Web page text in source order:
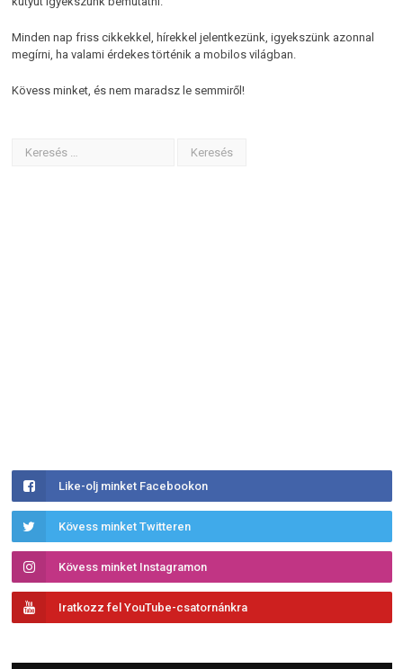
Minden nap friss cikkekkel, hírekkel jelentkezünk, igyekszünk azonnal
megírni, ha valami érdekes történik a mobilos világban.
Kövess minket, és nem maradsz le semmiről!
Like-olj minket Facebookon
Kövess minket Twitteren
Kövess minket Instagramon
Iratkozz fel YouTube-csatornánkra